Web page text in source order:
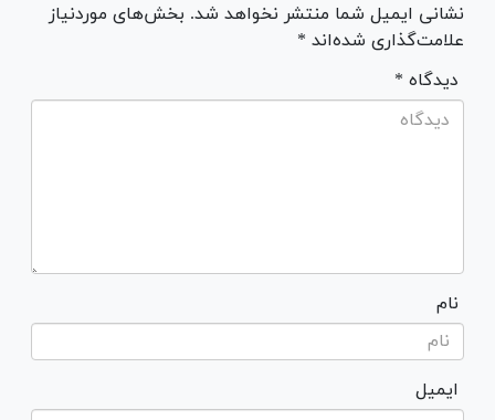
نشانی ایمیل شما منتشر نخواهد شد. بخش‌های موردنیاز
علامت‌گذاری شده‌اند *
* دیدگاه
نام
ایمیل